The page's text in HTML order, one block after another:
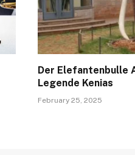
Der Elefantenbulle
Legende Kenias
February 25, 2025